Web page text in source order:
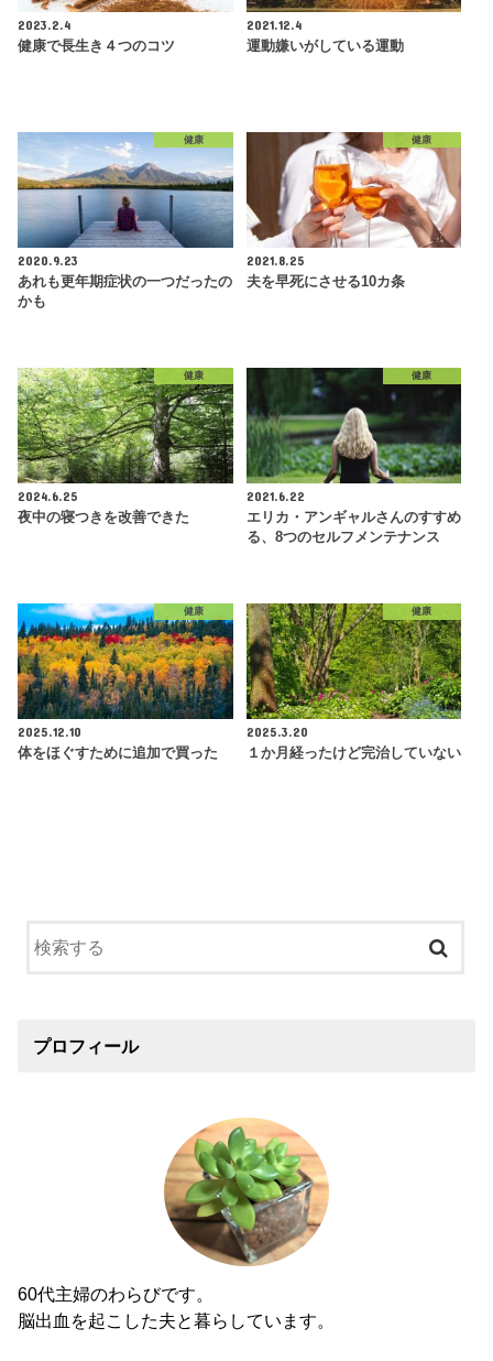
2023.2.4
健康で長生き４つのコツ
2021.12.4
運動嫌いがしている運動
健康
2020.9.23
あれも更年期症状の一つだったの
かも
健康
2021.8.25
夫を早死にさせる10カ条
健康
2024.6.25
夜中の寝つきを改善できた
健康
2021.6.22
エリカ・アンギャルさんのすすめ
る、8つのセルフメンテナンス
健康
2025.12.10
体をほぐすために追加で買った
健康
2025.3.20
１か月経ったけど完治していない
プロフィール
60代主婦のわらびです。
脳出血を起こした夫と暮らしています。